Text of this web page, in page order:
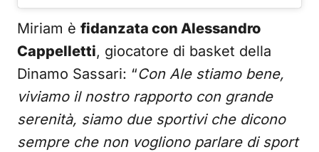
Miriam è fidanzata con Alessandro
Cappelletti, giocatore di basket della
Dinamo Sassari: “Con Ale stiamo bene,
viviamo il nostro rapporto con grande
serenità, siamo due sportivi che dicono
sempre che non vogliono parlare di sport